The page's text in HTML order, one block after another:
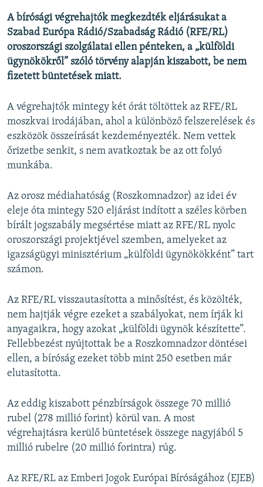
KÖVESSEN MINKET!
Valamennyi RFE/RL weboldal
A bírósági végrehajtók megkezdték eljárásukat a
Szabad Európa Rádió/Szabadság Rádió (RFE/RL)
oroszországi szolgálatai ellen pénteken, a „külföldi
ügynökökről” szóló törvény alapján kiszabott, be nem
fizetett büntetések miatt.
A végrehajtók mintegy két órát töltöttek az RFE/RL
moszkvai irodájában, ahol a különböző felszerelések és
eszközök összeírását kezdeményezték. Nem vettek
őrizetbe senkit, s nem avatkoztak be az ott folyó
munkába.
Az orosz médiahatóság (Roszkomnadzor) az idei év
eleje óta mintegy 520 eljárást indított a széles körben
bírált jogszabály megsértése miatt az RFE/RL nyolc
oroszországi projektjével szemben, amelyeket az
igazságügyi minisztérium „külföldi ügynökökként” tart
számon.
Az RFE/RL visszautasította a minősítést, és közölték,
nem hajtják végre ezeket a szabályokat, nem írják ki
anyagaikra, hogy azokat „külföldi ügynök készítette”.
Fellebbezést nyújtottak be a Roszkomnadzor döntései
ellen, a bíróság ezeket több mint 250 esetben már
elutasította.
Az eddig kiszabott pénzbírságok összege 70 millió
rubel (278 millió forint) körül van. A most
végrehajtásra kerülő büntetések összege nagyjából 5
millió rubelre (20 millió forintra) rúg.
Az RFE/RL az Emberi Jogok Európai Bíróságához (EJEB)